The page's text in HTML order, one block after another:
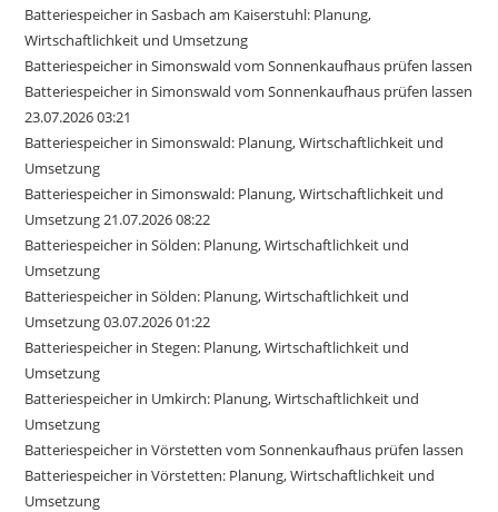
Batteriespeicher in Sasbach am Kaiserstuhl: Planung,
Wirtschaftlichkeit und Umsetzung
Batteriespeicher in Simonswald vom Sonnenkaufhaus prüfen lassen
Batteriespeicher in Simonswald vom Sonnenkaufhaus prüfen lassen
23.07.2026 03:21
Batteriespeicher in Simonswald: Planung, Wirtschaftlichkeit und
Umsetzung
Batteriespeicher in Simonswald: Planung, Wirtschaftlichkeit und
Umsetzung 21.07.2026 08:22
Batteriespeicher in Sölden: Planung, Wirtschaftlichkeit und
Umsetzung
Batteriespeicher in Sölden: Planung, Wirtschaftlichkeit und
Umsetzung 03.07.2026 01:22
Batteriespeicher in Stegen: Planung, Wirtschaftlichkeit und
Umsetzung
Batteriespeicher in Umkirch: Planung, Wirtschaftlichkeit und
Umsetzung
Batteriespeicher in Vörstetten vom Sonnenkaufhaus prüfen lassen
Batteriespeicher in Vörstetten: Planung, Wirtschaftlichkeit und
Umsetzung